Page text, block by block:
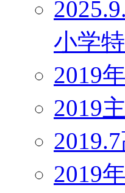
小学
2019
2019
2019